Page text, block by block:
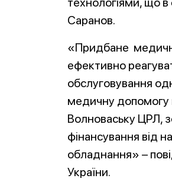
Саранов.
«Придбане
ефективно
обслуговування
медичну допомогу
Волноваську ЦРЛ,
фінансування від
обладнання» –
України.